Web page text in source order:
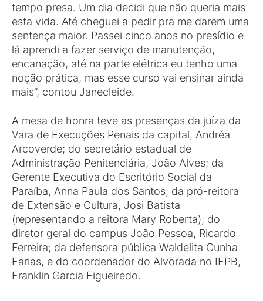
tempo presa. Um dia decidi que não queria mais
esta vida. Até cheguei a pedir pra me darem uma
sentença maior. Passei cinco anos no presídio e
lá aprendi a fazer serviço de manutenção,
encanação, até na parte elétrica eu tenho uma
noção prática, mas esse curso vai ensinar ainda
mais”, contou Janecleide.
A mesa de honra teve as presenças da juíza da
Vara de Execuções Penais da capital, Andréa
Arcoverde; do secretário estadual de
Administração Penitenciária, João Alves; da
Gerente Executiva do Escritório Social da
Paraíba, Anna Paula dos Santos; da pró-reitora
de Extensão e Cultura, Josi Batista
(representando a reitora Mary Roberta); do
diretor geral do campus João Pessoa, Ricardo
Ferreira; da defensora pública Waldelita Cunha
Farias, e do coordenador do Alvorada no IFPB,
Franklin Garcia Figueiredo.